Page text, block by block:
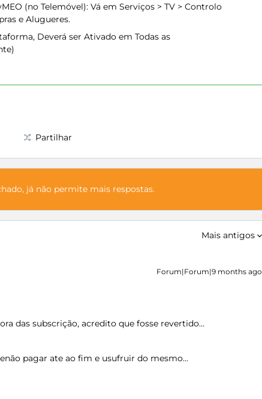
(no Telemóvel): Vá em Serviços > TV > Controlo
e Alugueres.
Deverá ser Ativado em Todas as
Partilhar
já não permite mais respostas.
Mais antigos
Forum|Forum|9 months ago
das subscrição, acredito que fosse revertido…
pagar ate ao fim e usufruir do mesmo...